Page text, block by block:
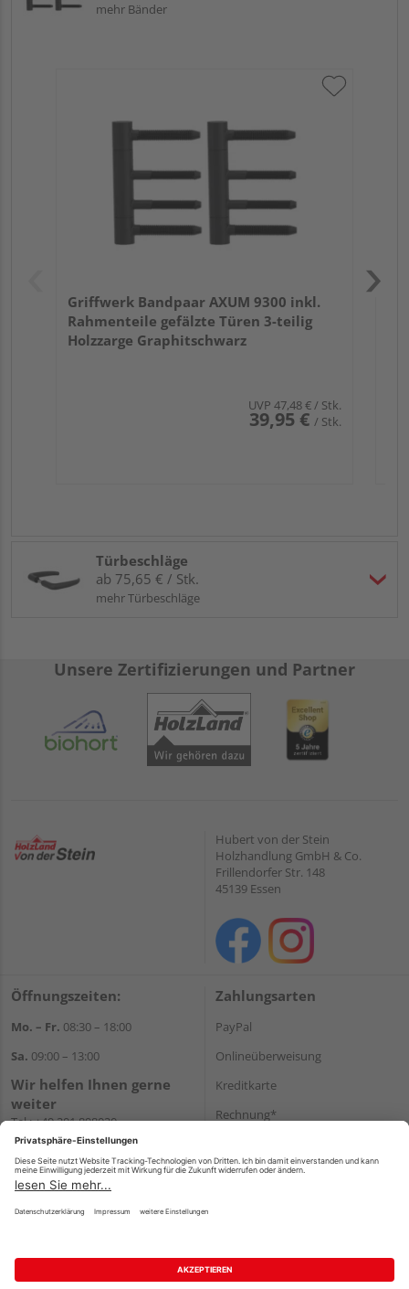
mehr Bänder
Griffwerk Bandpaar AXUM 9300 inkl.
Rahmenteile gefälzte Türen 3-teilig
Holzzarge Graphitschwarz
UVP 47,48 €/ Stk.
39,95 € / Stk.
Türbeschläge
ab 75,65 € / Stk.
mehr Türbeschläge
Unsere Zertifizierungen und Partner
Hubert von der Stein
Holzhandlung GmbH & Co.
Frillendorfer Str. 148
45139 Essen
Öffnungszeiten:
Mo. – Fr. 08:30 – 18:00
Sa. 09:00 – 13:00
Wir helfen Ihnen gerne
weiter
Tel.:+49 201 898020
E-Mail:shop@vonderstein.de
Zahlungsarten
PayPal
Onlineüberweisung
Kreditkarte
Rechnung*
Versand
Impressum AGB Widerruf
Datenschutz